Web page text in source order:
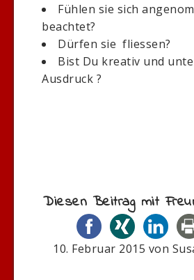
Fühlen sie sich
beachtet?
Dürfen sie fliessen?
Bist Du kreativ und
Ausdruck ?
Diesen Beitrag mit
10. Februar 2015 von